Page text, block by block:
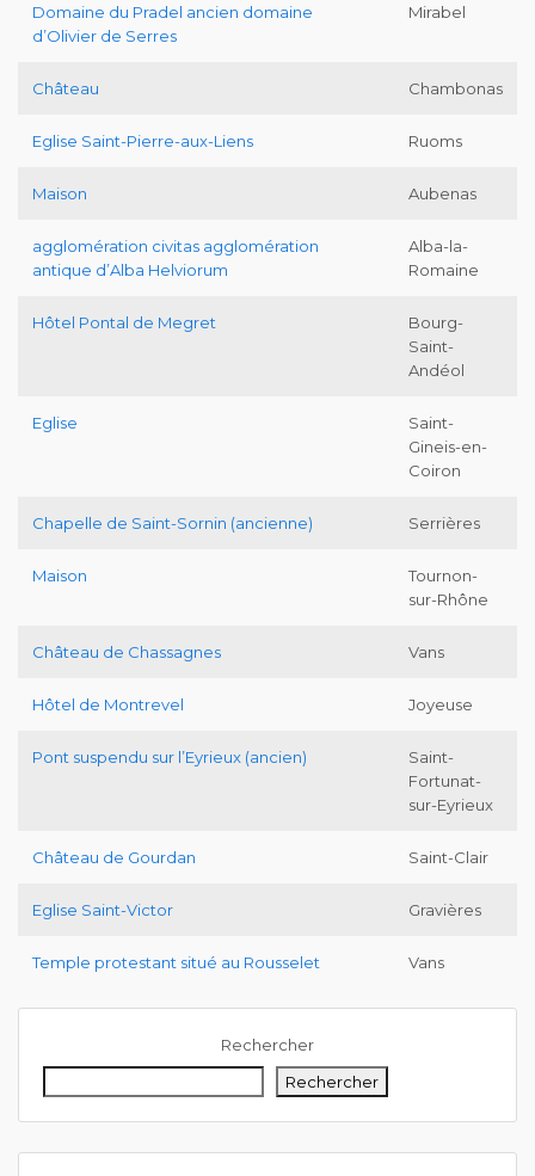
Domaine du Pradel ancien domaine
d’Olivier de Serres
Mirabel
Château Chambonas
Eglise Saint-Pierre-aux-Liens Ruoms
Maison Aubenas
agglomération civitas agglomération
antique d’Alba Helviorum
Alba-la-
Romaine
Hôtel Pontal de Megret
Bourg-
Saint-
Andéol
Eglise
Saint-
Gineis-en-
Coiron
Chapelle de Saint-Sornin (ancienne) Serrières
Maison
Tournon-
sur-Rhône
Château de Chassagnes Vans
Hôtel de Montrevel Joyeuse
Pont suspendu sur l’Eyrieux (ancien)
Saint-
Fortunat-
sur-Eyrieux
Château de Gourdan Saint-Clair
Eglise Saint-Victor Gravières
Temple protestant situé au Rousselet Vans
Rechercher
Rechercher